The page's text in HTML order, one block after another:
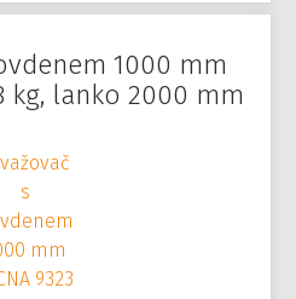
1000 mm
kg, lanko 2000 mm